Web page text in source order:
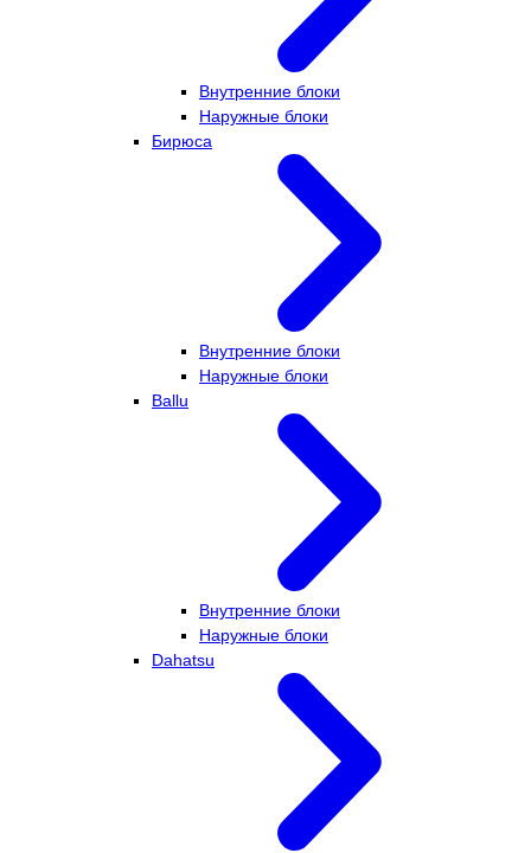
Внутренние блоки
Наружные блоки
Бирюса
Внутренние блоки
Наружные блоки
Ballu
Внутренние блоки
Наружные блоки
Dahatsu